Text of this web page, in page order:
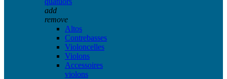
add
remove
Altos
Contrebasses
Violoncelles
Violons
Accessoires
violons